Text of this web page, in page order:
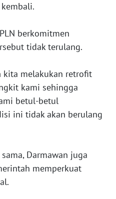
berkomitmen
tidak terulang.
kita melakukan retrofit
kami sehingga
betul-betul
ini tidak akan berulang
Darmawan juga
memperkuat